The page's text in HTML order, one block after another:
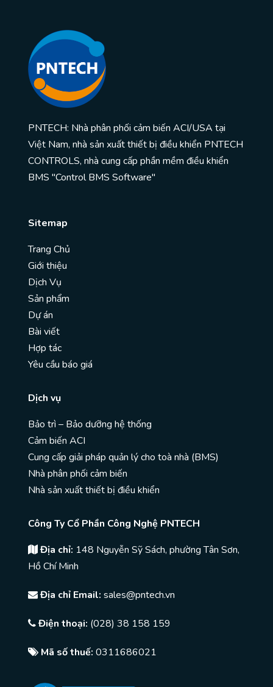
PNTECH: Nhà phân phối cảm biến ACI/USA tại
Việt Nam, nhà sản xuất thiết bị điều khiển PNTECH
CONTROLS, nhà cung cấp phần mềm điều khiển
BMS "Control BMS Software"
Sitemap
Trang Chủ
Giới thiệu
Dịch Vụ
Sản phẩm
Dự án
Bài viết
Hợp tác
Yêu cầu báo giá
Dịch vụ
Bảo trì – Bảo dưỡng hệ thống
Cảm biến ACI
Cung cấp giải pháp quản lý cho toà nhà (BMS)
Nhà phân phối cảm biến
Nhà sản xuất thiết bị điều khiển
Công Ty Cổ Phần Công Nghệ PNTECH
Địa chỉ: 148 Nguyễn Sỹ Sách, phường Tân Sơn,
Hồ Chí Minh
Địa chỉ Email: sales@pntech.vn
Điện thoại: (028) 38 158 159
Mã số thuế: 0311686021